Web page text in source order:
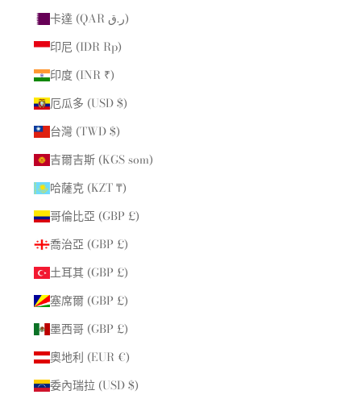
卡達 (QAR ر.ق)
印尼 (IDR Rp)
印度 (INR ₹)
厄瓜多 (USD $)
台灣 (TWD $)
吉爾吉斯 (KGS som)
哈薩克 (KZT ₸)
哥倫比亞 (GBP £)
喬治亞 (GBP £)
土耳其 (GBP £)
塞席爾 (GBP £)
墨西哥 (GBP £)
奧地利 (EUR €)
委內瑞拉 (USD $)